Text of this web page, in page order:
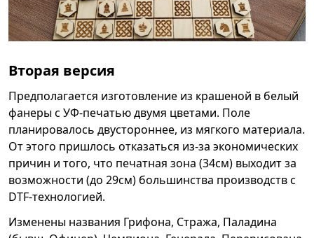
Вторая версия
Предполагается изготовление из крашеной в белый
фанеры с УФ-печатью двумя цветами. Поле
планировалось двустороннее, из мягкого материала.
От этого пришлось отказаться из-за экономических
причин и того, что печатная зона (34см) выходит за
возможности (до 29см) большинства производств с
DTF-технологией.
Изменены названия Грифона, Стража, Паладина